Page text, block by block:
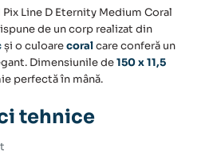
Pix Line D Eternity Medium Coral
de un corp realizat din
și o culoarecoralcare conferă un
Dimensiunile de150 x 11,5
perfectă în mână.
tehnice